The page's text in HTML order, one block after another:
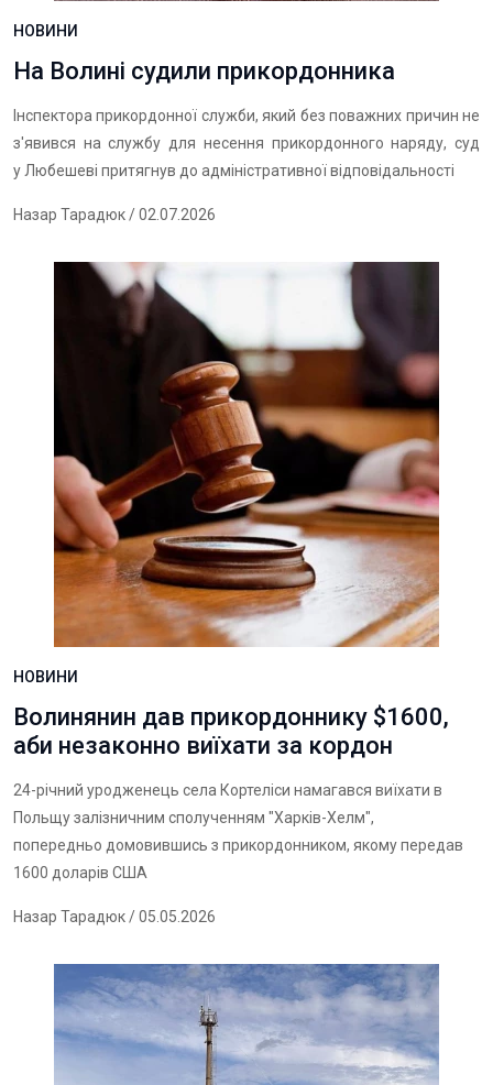
НОВИНИ
На Волині судили прикордонника
Інспектора прикордонної служби, який без поважних причин не
з'явився на службу для несення прикордонного наряду, суд
у Любешеві притягнув до адміністративної відповідальності
Назар Тарадюк/ 02.07.2026
НОВИНИ
Волинянин дав прикордоннику $1600,
аби незаконно виїхати за кордон
24-річний уродженець села Кортеліси намагався виїхати в
Польщу залізничним сполученням "Харків-Хелм",
попередньо домовившись з прикордонником, якому передав
1600 доларів США
Назар Тарадюк/ 05.05.2026